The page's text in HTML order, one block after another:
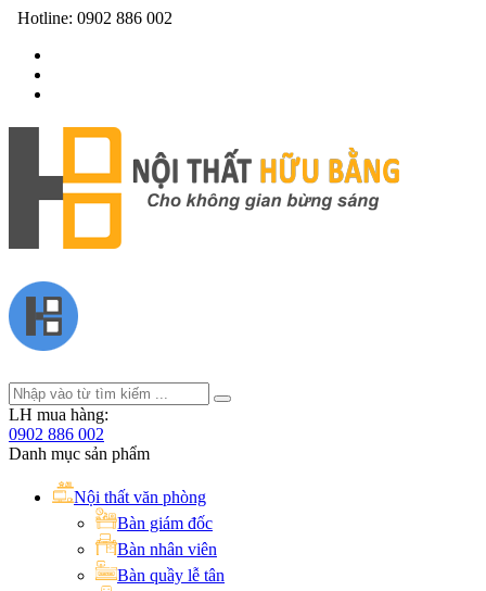
Hotline: 0902 886 002
LH mua hàng:
0902 886 002
Danh mục sản phẩm
Nội thất văn phòng
Bàn giám đốc
Bàn nhân viên
Bàn quầy lễ tân